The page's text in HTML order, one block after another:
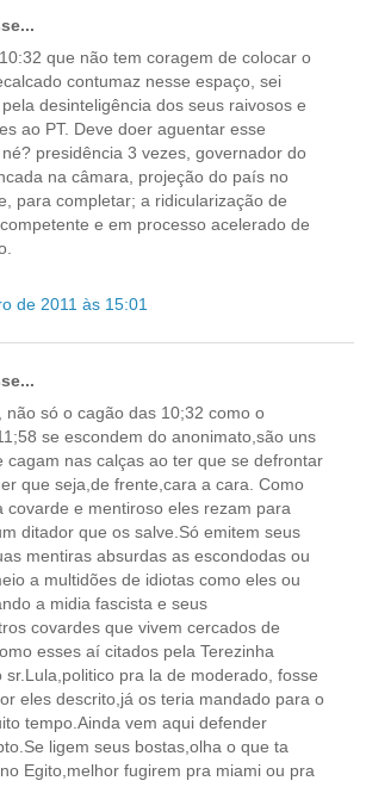
que não tem coragem de colocar o
contumaz nesse espaço, sei
desinteligência dos seus raivosos e
ao PT. Deve doer aguentar esse
presidência 3 vezes, governador do
na câmara, projeção do país no
para completar; a ridicularização de
e em processo acelerado de
de 2011 às 15:01
não só o cagão das 10;32 como o
se escondem do anonimato,são uns
cagam nas calças ao ter que se defrontar
que seja,de frente,cara a cara. Como
covarde e mentiroso eles rezam para
ditador que os salve.Só emitem seus
mentiras absurdas as escondodas ou
a multidões de idiotas como eles ou
a midia fascista e seus
covardes que vivem cercados de
esses aí citados pela Terezinha
sr.Lula,politico pra la de moderado, fosse
eles descrito,já os teria mandado para o
tempo.Ainda vem aqui defender
ligem seus bostas,olha o que ta
Egito,melhor fugirem pra miami ou pra